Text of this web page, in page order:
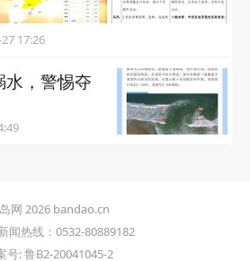
07-27 17:26
，警惕夺
网 2026 bandao.cn
闻热线：0532-80889182
号: 鲁B2-20041045-2